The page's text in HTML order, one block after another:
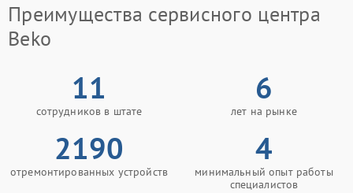
Преимущества сервисного центра
Beko
11
сотрудников в штате
6
лет на рынке
2190
отремонтированных устройств
4
минимальный опыт работы
специалистов